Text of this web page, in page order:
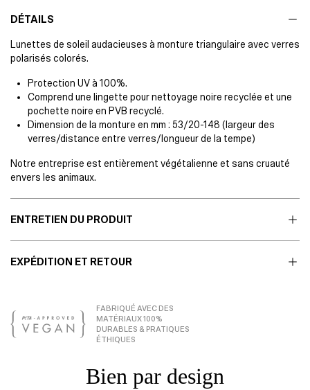
DÉTAILS
Lunettes de soleil audacieuses à monture triangulaire avec verres
polarisés colorés.
Protection UV à 100%.
Comprend une lingette pour nettoyage noire recyclée et une
pochette noire en PVB recyclé.
Dimension de la monture en mm : 53/20-148 (largeur des
verres/distance entre verres/longueur de la tempe)
Notre entreprise est entièrement végétalienne et sans cruauté
envers les animaux.
ENTRETIEN DU PRODUIT
EXPÉDITION ET RETOUR
FABRIQUÉ AVEC DES
MATÉRIAUX 100%
DURABLES & PRATIQUES
ÉTHIQUES
Bien par design